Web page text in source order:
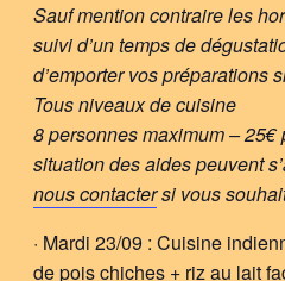
Sauf mention contraire les
suivi d’un temps de
d’emporter vos préparations
Tous niveaux de cuisine
8 personnes maximum – 25€
situation des aides peuvent
nous contactersi vous
· Mardi 23/09 : Cuisine
de pois chiches + riz au lait